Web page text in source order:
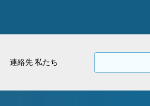
連絡先 私たち